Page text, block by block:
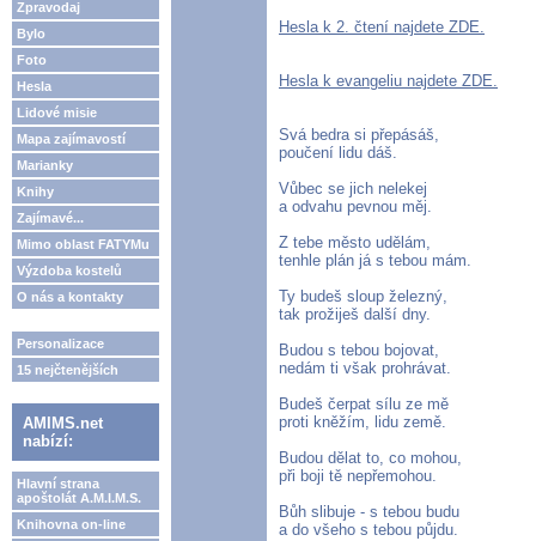
Zpravodaj
Bylo
Foto
Hesla
Lidové misie
Mapa zajímavostí
Marianky
Knihy
Zajímavé...
Mimo oblast FATYMu
Výzdoba kostelů
O nás a kontakty
Personalizace
15 nejčtenějších
AMIMS.net
nabízí:
Hlavní strana
apoštolát A.M.I.M.S.
Knihovna on-line
Hesla k 2. čtení najdete ZDE.
Hesla k evangeliu najdete ZDE.
Svá bedra si přepásáš,
poučení lidu dáš.
Vůbec se jich nelekej
a odvahu pevnou měj.
Z tebe město udělám,
tenhle plán já s tebou mám.
Ty budeš sloup železný,
tak prožiješ další dny.
Budou s tebou bojovat,
nedám ti však prohrávat.
Budeš čerpat sílu ze mě
proti kněžím, lidu země.
Budou dělat to, co mohou,
při boji tě nepřemohou.
Bůh slibuje - s tebou budu
a do všeho s tebou půjdu.